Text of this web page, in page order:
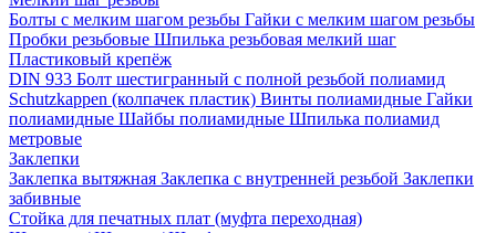
Болты с мелким шагом резьбы Гайки с мелким шагом резьбы
Пробки резьбовые Шпилька резьбовая мелкий шаг
Пластиковый крепёж
DIN 933 Болт шестигранный с полной резьбой полиамид
Schutzkappen (колпачек пластик) Винты полиамидные Гайки
полиамидные Шайбы полиамидные Шпилька полиамид
метровые
Заклепки
Заклепка вытяжная Заклепка с внутренней резьбой Заклепки
забивные
Стойка для печатных плат (муфта переходная)